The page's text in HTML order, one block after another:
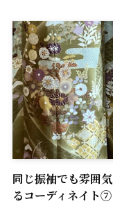
同じ振袖でも雰囲
るコーディネイト⑦